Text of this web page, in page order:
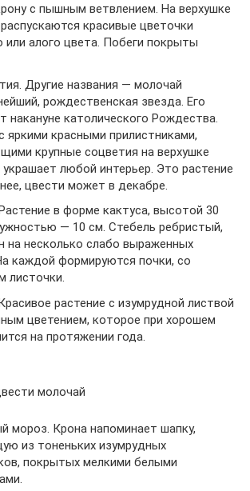
с пышным ветвлением. На верхушке
красивые цветочки
или алого цвета. Побеги покрыты
Другие названия — молочай
рождественская звезда. Его
накануне католического Рождества.
яркими красными прилистниками,
крупные соцветия на верхушке
украшает любой интерьер. Это растение
цвести может в декабре.
в форме кактуса, высотой 30
— 10 см. Стебель ребристый,
на несколько слабо выраженных
каждой формируются почки, со
листочки.
растение с изумрудной листвой
цветением, которое при хорошем
на протяжении года.
молочай
мороз. Крона напоминает шапку,
из тоненьких изумрудных
покрытых мелкими белыми